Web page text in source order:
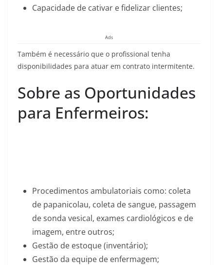
Capacidade de cativar e fidelizar clientes;
Ads
Também é necessário que o profissional tenha
disponibilidades para atuar em contrato intermitente.
Sobre as Oportunidades
para Enfermeiros:
Procedimentos ambulatoriais como: coleta
de papanicolau, coleta de sangue, passagem
de sonda vesical, exames cardiológicos e de
imagem, entre outros;
Gestão de estoque (inventário);
Gestão da equipe de enfermagem;